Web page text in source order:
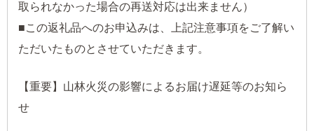
取られなかった場合の再送対応は出来ません）
■この返礼品へのお申込みは、上記注意事項をご了解い
ただいたものとさせていただきます。
【重要】山林火災の影響によるお届け遅延等のお知ら
せ